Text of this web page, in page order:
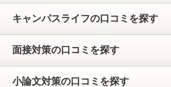
キャンパスライフの口コミを探す
面接対策の口コミを探す
小論文対策の口コミを探す